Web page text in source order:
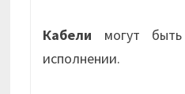
Кабели могут
исполнении.